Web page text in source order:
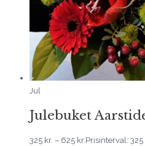
Jul
Julebuket
325 kr. – 625 kr.Prisinterval: